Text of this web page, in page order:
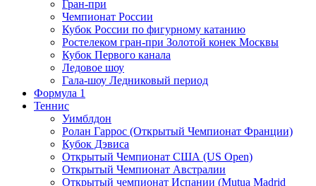
Гран-при
Чемпионат России
Кубок России по фигурному катанию
Ростелеком гран-при Золотой конек Москвы
Кубок Первого канала
Ледовое шоу
Гала-шоу Ледниковый период
Формула 1
Теннис
Уимблдон
Ролан Гаррос (Открытый Чемпионат Франции)
Кубок Дэвиса
Открытый Чемпионат США (US Open)
Открытый Чемпионат Австралии
Открытый чемпионат Испании (Mutua Madrid